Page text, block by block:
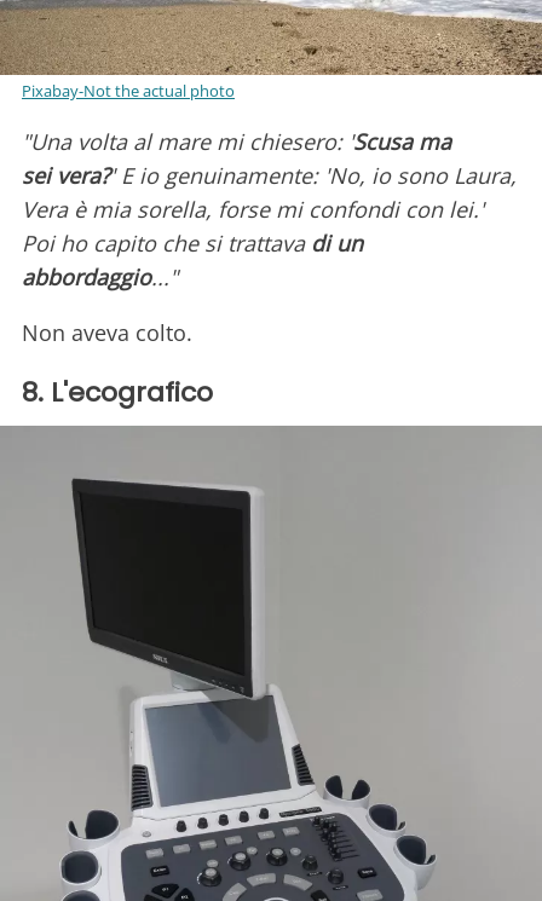
Pixabay-Not the actual photo
"Una volta al mare mi chiesero: 'Scusa ma
sei vera?' E io genuinamente: 'No, io sono Laura,
Vera è mia sorella, forse mi confondi con lei.'
Poi ho capito che si trattava di un
abbordaggio..."
Non aveva colto.
8. L'ecografico